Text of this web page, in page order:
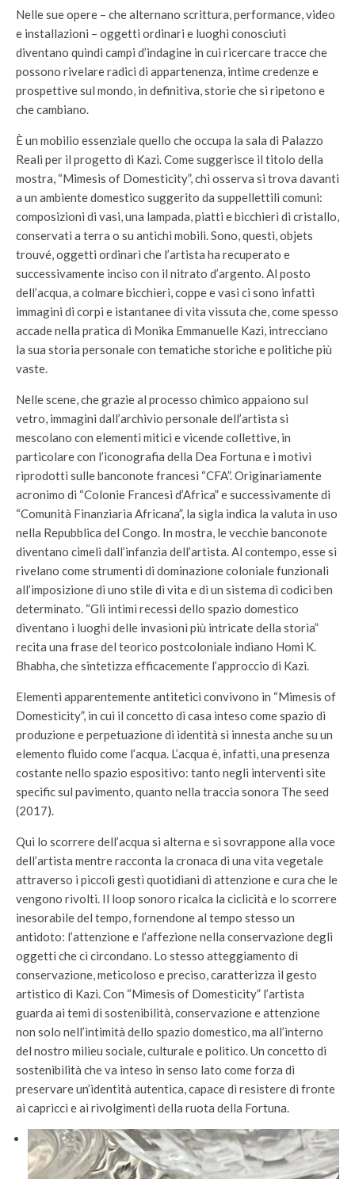
Nelle sue opere – che alternano scrittura, performance, video
e installazioni – oggetti ordinari e luoghi conosciuti
diventano quindi campi d’indagine in cui ricercare tracce che
possono rivelare radici di appartenenza, intime credenze e
prospettive sul mondo, in definitiva, storie che si ripetono e
che cambiano.
È un mobilio essenziale quello che occupa la sala di Palazzo
Reali per il progetto di Kazi. Come suggerisce il titolo della
mostra, “Mimesis of Domesticity”, chi osserva si trova davanti
a un ambiente domestico suggerito da suppellettili comuni:
composizioni di vasi, una lampada, piatti e bicchieri di cristallo,
conservati a terra o su antichi mobili. Sono, questi, objets
trouvé, oggetti ordinari che l’artista ha recuperato e
successivamente inciso con il nitrato d’argento. Al posto
dell’acqua, a colmare bicchieri, coppe e vasi ci sono infatti
immagini di corpi e istantanee di vita vissuta che, come spesso
accade nella pratica di Monika Emmanuelle Kazi, intrecciano
la sua storia personale con tematiche storiche e politiche più
vaste.
Nelle scene, che grazie al processo chimico appaiono sul
vetro, immagini dall’archivio personale dell’artista si
mescolano con elementi mitici e vicende collettive, in
particolare con l’iconografia della Dea Fortuna e i motivi
riprodotti sulle banconote francesi “CFA”. Originariamente
acronimo di “Colonie Francesi d’Africa” e successivamente di
“Comunità Finanziaria Africana”, la sigla indica la valuta in uso
nella Repubblica del Congo. In mostra, le vecchie banconote
diventano cimeli dall’infanzia dell’artista. Al contempo, esse si
rivelano come strumenti di dominazione coloniale funzionali
all’imposizione di uno stile di vita e di un sistema di codici ben
determinato. “Gli intimi recessi dello spazio domestico
diventano i luoghi delle invasioni più intricate della storia”
recita una frase del teorico postcoloniale indiano Homi K.
Bhabha, che sintetizza efficacemente l’approccio di Kazi.
Elementi apparentemente antitetici convivono in “Mimesis of
Domesticity”, in cui il concetto di casa inteso come spazio di
produzione e perpetuazione di identità si innesta anche su un
elemento fluido come l’acqua. L’acqua è, infatti, una presenza
costante nello spazio espositivo: tanto negli interventi site
specific sul pavimento, quanto nella traccia sonora The seed
(2017).
Qui lo scorrere dell’acqua si alterna e si sovrappone alla voce
dell’artista mentre racconta la cronaca di una vita vegetale
attraverso i piccoli gesti quotidiani di attenzione e cura che le
vengono rivolti. Il loop sonoro ricalca la ciclicità e lo scorrere
inesorabile del tempo, fornendone al tempo stesso un
antidoto: l’attenzione e l’affezione nella conservazione degli
oggetti che ci circondano. Lo stesso atteggiamento di
conservazione, meticoloso e preciso, caratterizza il gesto
artistico di Kazi. Con “Mimesis of Domesticity” l’artista
guarda ai temi di sostenibilità, conservazione e attenzione
non solo nell’intimità dello spazio domestico, ma all’interno
del nostro milieu sociale, culturale e politico. Un concetto di
sostenibilità che va inteso in senso lato come forza di
preservare un’identità autentica, capace di resistere di fronte
ai capricci e ai rivolgimenti della ruota della Fortuna.